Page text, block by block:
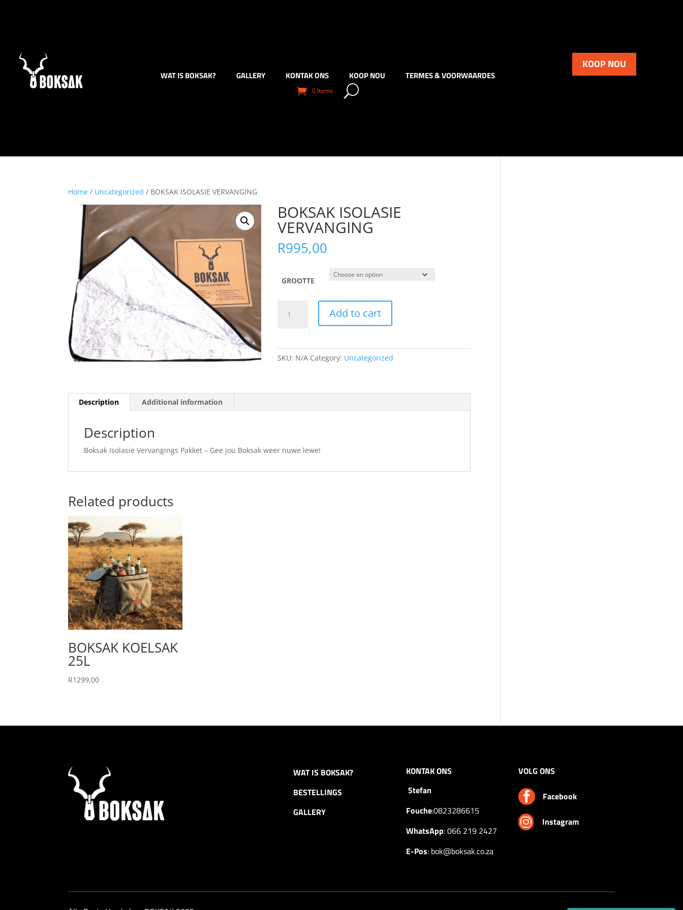
WAT IS BOKSAK? GALLERY KONTAK ONS KOOP NOU TERMES & VOORWAARDES
0 Items
KOOP NOU
Home / Uncategorized / BOKSAK ISOLASIE VERVANGING
BOKSAK ISOLASIE
VERVANGING
R995,00
GROOTTE
ISOLASIE
VERVANGING
Add to cart
SKU: N/A Category: Uncategorized
Description Additional information
Description
Boksak Isolasie Vervangings Pakket – Gee jou Boksak weer nuwe lewe!
Related products
BOKSAK KOELSAK
25L
R1299,00
WAT IS BOKSAK?
BESTELLINGS
GALLERY
KONTAK ONS
Stefan
Fouche:0823286615
WhatsApp:066 219 2427
E-Pos: bok@boksak.co.za
VOLG ONS
 Facebook
 Instagram